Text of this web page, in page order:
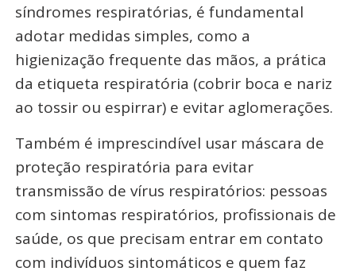
síndromes respiratórias, é fundamental
adotar medidas simples, como a
higienização frequente das mãos, a prática
da etiqueta respiratória (cobrir boca e nariz
ao tossir ou espirrar) e evitar aglomerações.
Também é imprescindível usar máscara de
proteção respiratória para evitar
transmissão de vírus respiratórios: pessoas
com sintomas respiratórios, profissionais de
saúde, os que precisam entrar em contato
com indivíduos sintomáticos e quem faz